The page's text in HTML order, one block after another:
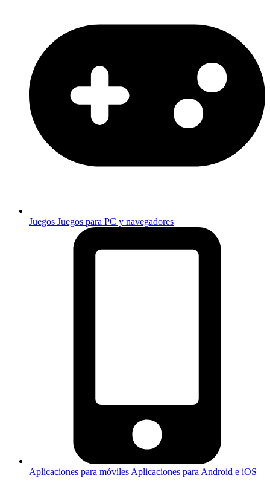
Juegos Juegos para PC y navegadores
Aplicaciones para móviles Aplicaciones para Android e iOS